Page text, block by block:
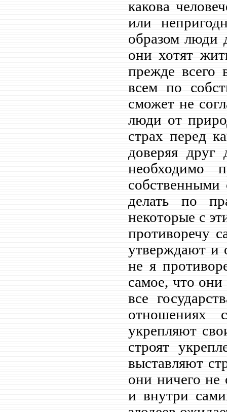
какова
или
образом люди
они хотят
прежде всего
всем по
сможет не
люди от
страх перед
доверяя друг
необходимо
делать по
некоторые с
противоречу
утверждают и
не я
самое, что
все
отношениях
укрепляют
строят
выставляют
они ничего не
и внутри